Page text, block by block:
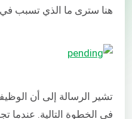
هنا سترى ما الذي تسبب